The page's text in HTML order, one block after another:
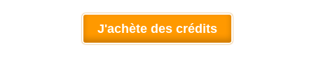
J'achète des crédits